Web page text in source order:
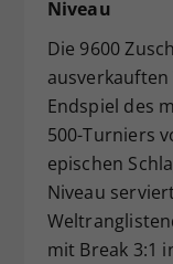
Niveau
Die 9600
Endspiel des
500-Turniers
epischen
Niveau
mit Break 3:1